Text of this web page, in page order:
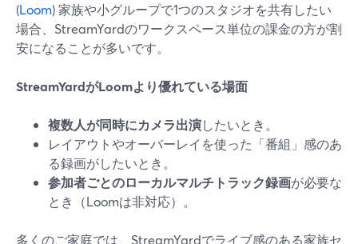
(Loom) 家族や小グループで1つのスタジオを共有したい
場合、StreamYardのワークスペース単位の課金の方が割
安になることが多いです。
StreamYardがLoomより優れている場面
複数人が同時にカメラ出演したいとき。
レイアウトやオーバーレイを使った「番組」感のあ
る録画がしたいとき。
参加者ごとのローカルマルチトラック録画が必要な
とき（Loomは非対応）。
多くのご家庭では、StreamYardでライブ感のある家族セ